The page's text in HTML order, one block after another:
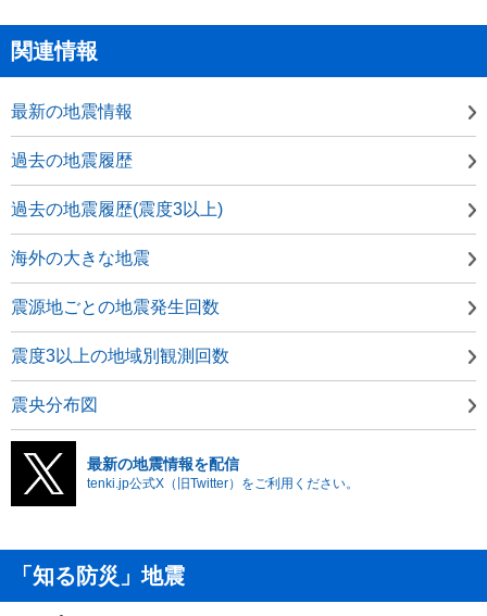
関連情報
最新の地震情報
過去の地震履歴
過去の地震履歴(震度3以上)
海外の大きな地震
震源地ごとの地震発生回数
震度3以上の地域別観測回数
震央分布図
最新の地震情報を配信
tenki.jp公式X（旧Twitter）をご利用ください。
「知る防災」地震